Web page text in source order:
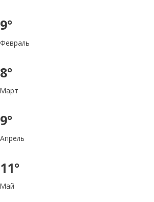
9°
Февраль
8°
Март
9°
Апрель
11°
Май